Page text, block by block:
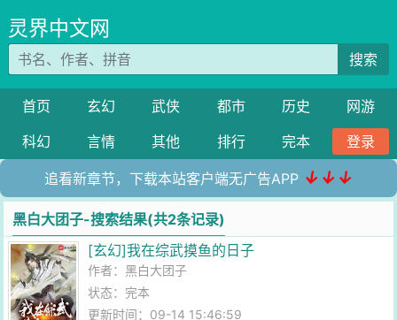
灵界中文网
搜索
首页 玄幻 武侠 都市 历史
网游
科幻
言情 其他 排行 完本 登录
追看新章节，下载本站客户端无广告APP ↓↓↓
黑白大团子-搜索结果(共2条记录)
[玄幻]我在综武摸鱼的日子
作者： 黑白大团子
状态：完本
更新时间：09-14 15:46:59